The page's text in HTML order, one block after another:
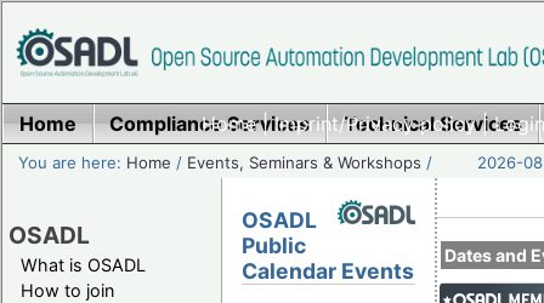
Home|Imprint/Privacy policy|
Home Compliance Services Technical Services
You are here: Home / Events, Seminars & Workshops / 2026-
OSADL
What is OSADL
How to join
Dates and
OSADL
Public
Calendar Events